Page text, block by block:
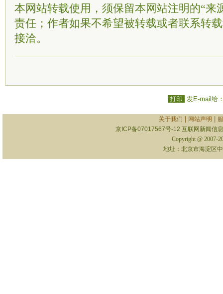
本网站转载使用，须保留本网站注明的“来
责任；作者如果不希望被转载或者联系转
接洽。
打印 发E-mail给
关于我们 网站声明
京ICP备07017567号-12 互联网新闻信
Copyright @ 2007-
地址：北京市海淀区